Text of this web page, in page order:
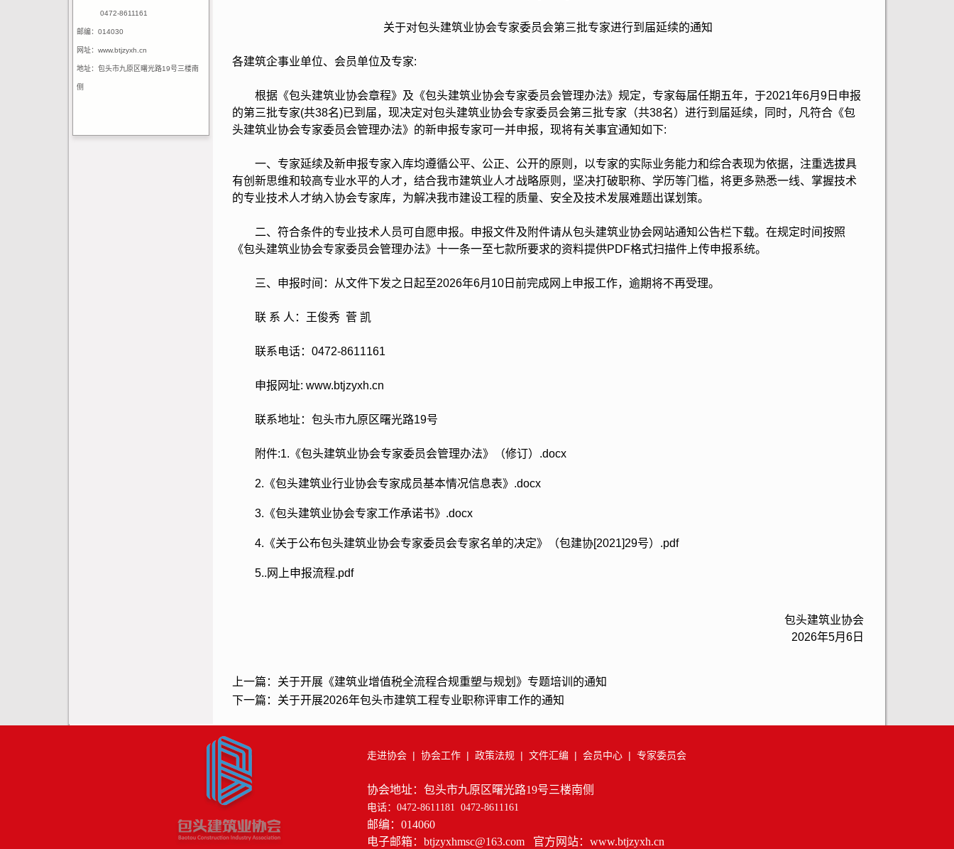
0472-8611161
邮编：014030
网址：www.btjzyxh.cn
地址：包头市九原区曙光路19号三楼南
侧
关于对包头建筑业协会专家委员会第三批专家进行到届延续的通知
各建筑企事业单位、会员单位及专家:
根据《包头建筑业协会章程》及《包头建筑业协会专家委员会管理办法》规定，专家每届任期五年，于2021年6月9日申报
的第三批专家(共38名)已到届，现决定对包头建筑业协会专家委员会第三批专家（共38名）进行到届延续，同时，凡符合《包
头建筑业协会专家委员会管理办法》的新申报专家可一并申报，现将有关事宜通知如下:
一、专家延续及新申报专家入库均遵循公平、公正、公开的原则，以专家的实际业务能力和综合表现为依据，注重选拔具
有创新思维和较高专业水平的人才，结合我市建筑业人才战略原则，坚决打破职称、学历等门槛，将更多熟悉一线、掌握技术
的专业技术人才纳入协会专家库，为解决我市建设工程的质量、安全及技术发展难题出谋划策。
二、符合条件的专业技术人员可自愿申报。申报文件及附件请从包头建筑业协会网站通知公告栏下载。在规定时间按照
《包头建筑业协会专家委员会管理办法》十一条一至七款所要求的资料提供PDF格式扫描件上传申报系统。
三、申报时间：从文件下发之日起至2026年6月10日前完成网上申报工作，逾期将不再受理。
联 系 人：王俊秀 菅 凯
联系电话：0472-8611161
申报网址: www.btjzyxh.cn
联系地址：包头市九原区曙光路19号
附件:1.《包头建筑业协会专家委员会管理办法》（修订）.docx
2.《包头建筑业行业协会专家成员基本情况信息表》.docx
3.《包头建筑业协会专家工作承诺书》.docx
4.《关于公布包头建筑业协会专家委员会专家名单的决定》（包建协[2021]29号）.pdf
5..网上申报流程.pdf
包头建筑业协会
2026年5月6日
上一篇： 关于开展《建筑业增值税全流程合规重塑与规划》专题培训的通知
下一篇： 关于开展2026年包头市建筑工程专业职称评审工作的通知
走进协会 | 协会工作 | 政策法规 | 文件汇编 | 会员中心 | 专家委员会
协会地址：包头市九原区曙光路19号三楼南侧
电话：0472-8611181 0472-8611161
邮编：014060
电子邮箱：btjzyxhmsc@163.com 官方网站：www.btjzyxh.cn